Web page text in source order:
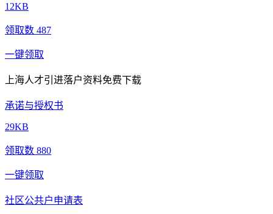
12KB
领取数 487
一键领取
上海人才引进落户资料免费下载
承诺与授权书
29KB
领取数 880
一键领取
社区公共户申请表